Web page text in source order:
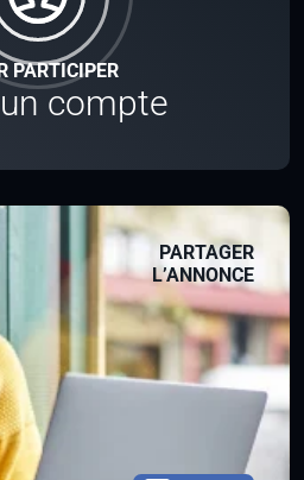
PARTICIPER
compte
PARTAGER
L’ANNONCE